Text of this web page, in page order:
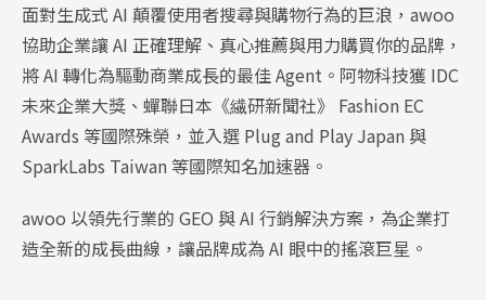
面對生成式 AI 顛覆使用者搜尋與購物行為的巨浪，awoo
協助企業讓 AI 正確理解、真心推薦與用力購買你的品牌，
將 AI 轉化為驅動商業成長的最佳 Agent。阿物科技獲 IDC
未來企業大獎、蟬聯日本《繊研新聞社》 Fashion EC
Awards 等國際殊榮，並入選 Plug and Play Japan 與
SparkLabs Taiwan 等國際知名加速器。
awoo 以領先行業的 GEO 與 AI 行銷解決方案，為企業打
造全新的成長曲線，讓品牌成為 AI 眼中的搖滾巨星。